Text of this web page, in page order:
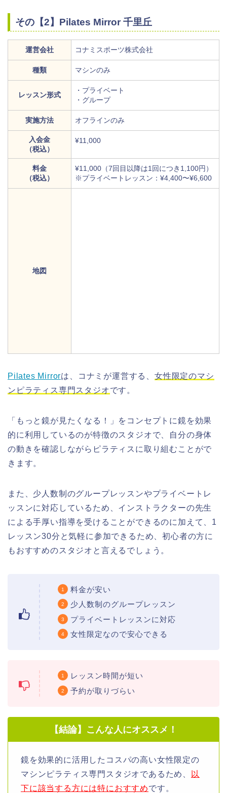
その【2】Pilates Mirror 千里丘
運営会社 コナミスポーツ株式会社
種類 マシンのみ
レッスン形式
・プライベート
・グループ
実施方法 オフラインのみ
入会金
（税込）
¥11,000
料金
（税込）
¥11,000（7回目以降は1回につき1,100円）
※プライベートレッスン：¥4,400〜¥6,600
地図
Pilates Mirrorは、コナミが運営する、女性限定のマシ
ンピラティス専門スタジオ です。
「もっと鏡が見たくなる！」をコンセプトに鏡を効果
的に利用しているのが特徴のスタジオで、
自分の身体
の動きを確認しながらピラティスに取り組むことがで
きます。
また、少人数制のグループレッスンやプライベートレ
ッスンに対応しているため、インストラクターの先生
による手厚い指導を受けることができるのに加えて、1
レッスン30分と気軽に参加できるため、初心者の方に
もおすすめのスタジオと言えるでしょう。
料金が安い
少人数制のグループレッスン
プライベートレッスンに対応
女性限定なので安心できる
レッスン時間が短い
予約が取りづらい
【結論】こんな人にオススメ！
鏡を効果的に活用したコスパの高い女性限定の
マシンピラティス専門スタジオであるため、
以
下に該当する方には特におすすめです。